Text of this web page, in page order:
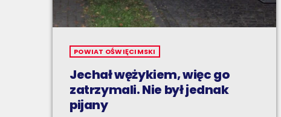
POWIAT OŚWIĘCIMSKI
Jechał wężykiem, więc go
zatrzymali. Nie był jednak
pijany